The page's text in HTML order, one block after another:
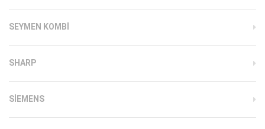
SEYMEN KOMBI
SHARP
SIEMENS